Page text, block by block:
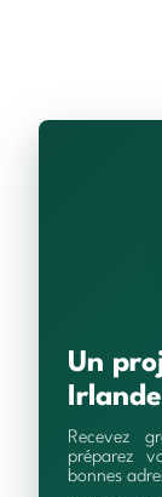
Un
Recevez
préparez
bonnes